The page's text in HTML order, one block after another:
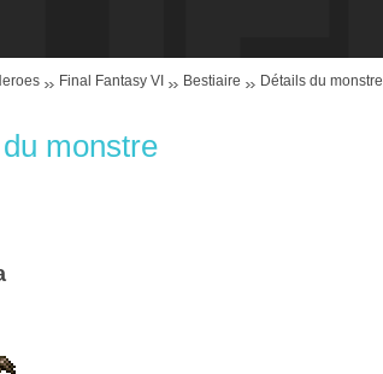
Final Fantasy VI Bestiaire Détails du monstre
monstre